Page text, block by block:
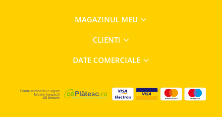
MAGAZINUL MEU
CLIENTI
DATE COMERCIALE